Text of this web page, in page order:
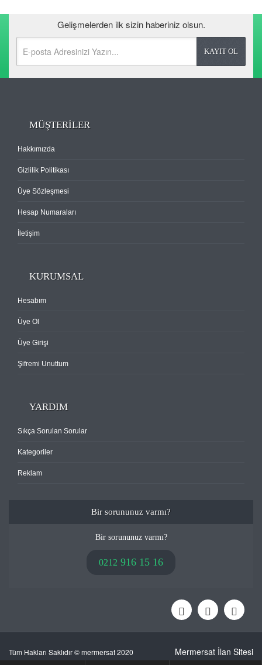
Gelişmelerden ilk sizin haberiniz olsun.
MÜŞTERİLER
Hakkımızda
Gizlilik Politikası
Üye Sözleşmesi
Hesap Numaraları
İletişim
KURUMSAL
Hesabım
Üye Ol
Üye Girişi
Şifremi Unuttum
YARDIM
Sıkça Sorulan Sorular
Kategoriler
Reklam
Bir sorununuz varmı?
Bir sorununuz varmı?
0212 916 15 16
Tüm Hakları Saklıdır © mermersat 2020 Mermersat İlan Sitesi